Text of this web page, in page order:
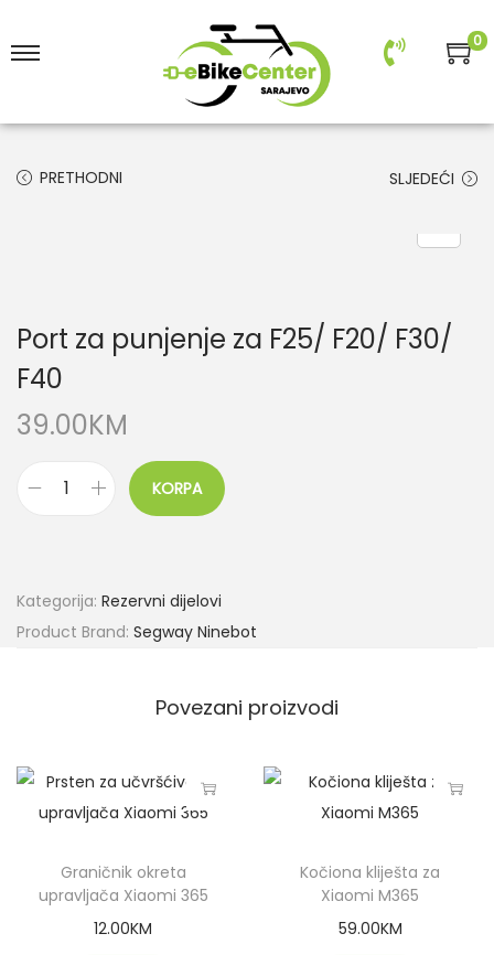
0
PRETHODNI SLJEDEĆI
Port za punjenje za F25/ F20/ F30/
F40
39.00KM
KORPA
Kategorija: Rezervni dijelovi
Product Brand: Segway Ninebot
Povezani proizvodi
Graničnik okreta
upravljača Xiaomi 365
12.00KM
Kočiona kliješta za
Xiaomi M365
59.00KM